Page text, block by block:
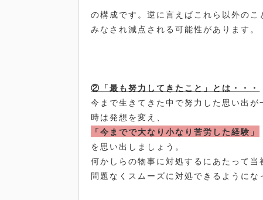
の構成です。逆に言えばこれら以外の
みなされ減点される可能性があります。
②「最も努力してきたこと」とは・・・
今まで生きてきた中で努力した思い出
時は発想を変え、
「今までで大なり小なり苦労した経験」
を思い出しましょう。
何かしらの物事に対処するにあたって
問題なくスムーズに対処できるようにな